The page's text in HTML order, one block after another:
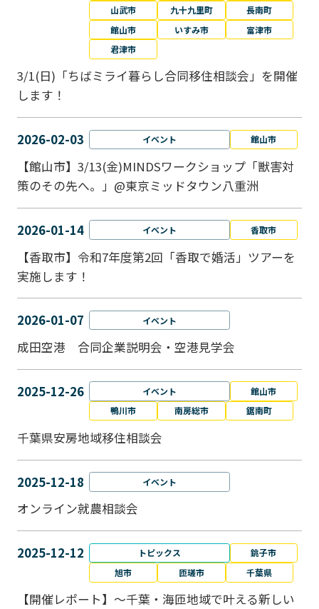
山武市
九十九里町
長南町
館山市
いすみ市
富津市
君津市
3/1(日)「ちばミライ暮らし合同移住相談会」を開催
します！
2026-02-03 イベント 館山市
【館山市】3/13(金)MINDSワークショップ「獣害対
策のその先へ。」@東京ミッドタウン八重洲
2026-01-14 イベント 香取市
【香取市】令和7年度第2回「香取で婚活」ツアーを
実施します！
2026-01-07 イベント
成田空港 合同企業説明会・空港見学会
2025-12-26 イベント
館山市
鴨川市
南房総市 鋸南町
千葉県安房地域移住相談会
2025-12-18 イベント
オンライン就農相談会
2025-12-12 トピックス
銚子市
旭市
匝瑳市 千葉県
【開催レポート】～千葉・海匝地域で叶える新しい